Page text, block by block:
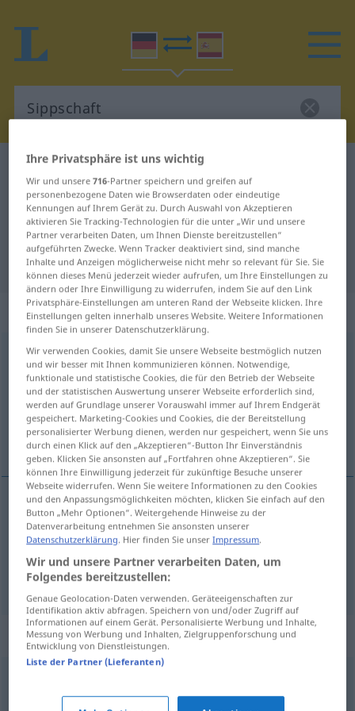
Deutsch-Spanisch Wörterbuch
Deutsch-Spanisch Übersetzung für
"Sippschaft"
"Sippschaft" Spanisch Übersetzung
„Sippschaft“: Femininum
Sippschaftf <Sippschaft;Sippschaften> PEJ
Übersicht aller Übersetzungen
(Für mehr Details die Übersetzung anklicken/antippen)
estirpe chusma
estirpef Sippschaft(≈ Verwandte)
chusmaf Sippschaft(≈ Gesindel)
Synonyme für "Sippschaft"
Ihre Privatsphäre ist uns wichtig
Wir und unsere716-Partner speichern und greifen auf
personenbezogene Daten wie Browserdaten oder eindeutige
Kennungen auf Ihrem Gerät zu. Durch Auswahl von Akzeptieren
aktivieren Sie Tracking-Technologien für die unter „Wir und unsere
Partner verarbeiten Daten, um Ihnen Dienste bereitzustellen“
aufgeführten Zwecke. Wenn Tracker deaktiviert sind, sind manche
Inhalte und Anzeigen möglicherweise nicht mehr so relevant für Sie. Sie
können dieses Menü jederzeit wieder aufrufen, um Ihre Einstellungen zu
ändern oder Ihre Einwilligung zu widerrufen, indem Sie auf den Link
Privatsphäre-Einstellungen am unteren Rand der Webseite klicken. Ihre
Einstellungen gelten innerhalb unseres Website. Weitere Informationen
finden Sie in unserer Datenschutzerklärung.
Wir verwenden Cookies, damit Sie unsere Webseite bestmöglich nutzen
und wir besser mit Ihnen kommunizieren können. Notwendige,
funktionale und statistische Cookies, die für den Betrieb der Webseite
und der statistischen Auswertung unserer Webseite erforderlich sind,
werden auf Grundlage unserer Vorauswahl immer auf Ihrem Endgerät
gespeichert. Marketing-Cookies und Cookies, die der Bereitstellung
personalisierter Werbung dienen, werden nur gespeichert, wenn Sie uns
durch einen Klick auf den „Akzeptieren“-Button Ihr Einverständnis
geben. Klicken Sie ansonsten auf „Fortfahren ohne Akzeptieren“. Sie
können Ihre Einwilligung jederzeit für zukünftige Besuche unserer
Webseite widerrufen. Wenn Sie weitere Informationen zu den Cookies
und den Anpassungsmöglichkeiten möchten, klicken Sie einfach auf den
Button „Mehr Optionen“. Weitergehende Hinweise zu der
Datenverarbeitung entnehmen Sie ansonsten unserer
Datenschutzerklärung. Hier finden Sie unserImpressum.
Wir und unsere Partner verarbeiten Daten, um
Folgendes bereitzustellen:
Genaue Geolocation-Daten verwenden. Geräteeigenschaften zur
Identifikation aktiv abfragen. Speichern von und/oder Zugriff auf
Informationen auf einem Gerät. Personalisierte Werbung und Inhalte,
Messung von Werbung und Inhalten, Zielgruppenforschung und
Entwicklung von Dienstleistungen.
Liste der Partner (Lieferanten)